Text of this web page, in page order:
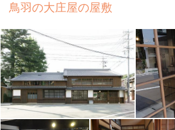
鳥羽の大庄屋の屋敷